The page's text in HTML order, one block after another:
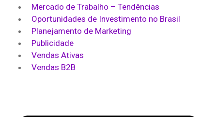
Mercado de Trabalho – Tendências
Oportunidades de Investimento no Brasil
Planejamento de Marketing
Publicidade
Vendas Ativas
Vendas B2B